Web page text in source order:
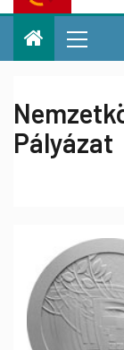
Pályázat